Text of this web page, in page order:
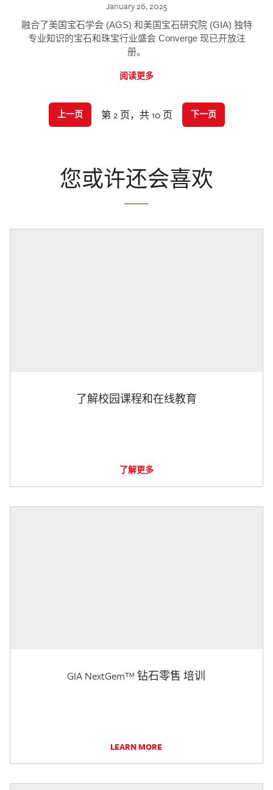
January 26, 2025
融合了美国宝石学会 (AGS) 和美国宝石研究院 (GIA) 独特
专业知识的宝石和珠宝行业盛会 Converge 现已开放注
册。
阅读更多
上一页 第 2 页，共 10 页 下一页
您或许还会喜欢
了解校园课程和在线教育
了解更多
GIA NextGem™ 钻石零售 培训
LEARN MORE